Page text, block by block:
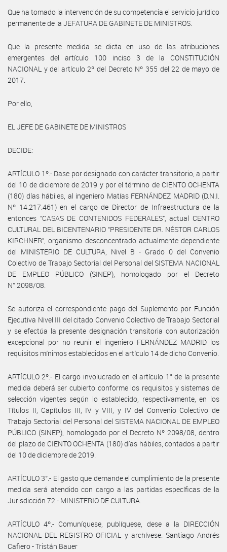
Que ha tomado la intervención de su competencia el servicio jurídico
permanente de la JEFATURA DE GABINETE DE MINISTROS.
Que la presente medida se dicta en uso de las atribuciones
emergentes del artículo 100 inciso 3 de la CONSTITUCIÓN
NACIONAL y del artículo 2º del Decreto Nº 355 del 22 de mayo de
2017.
Por ello,
EL JEFE DE GABINETE DE MINISTROS
DECIDE:
ARTÍCULO 1º.- Dase por designado con carácter transitorio, a partir
del 10 de diciembre de 2019 y por el término de CIENTO OCHENTA
(180) días hábiles, al ingeniero Matías FERNÁNDEZ MADRID (D.N.I.
Nº 14.217.461) en el cargo de Director de Infraestructura de la
entonces “CASAS DE CONTENIDOS FEDERALES”, actual CENTRO
CULTURAL DEL BICENTENARIO “PRESIDENTE DR. NÉSTOR CARLOS
KIRCHNER”, organismo desconcentrado actualmente dependiente
del MINISTERIO DE CULTURA, Nivel B - Grado 0 del Convenio
Colectivo de Trabajo Sectorial del Personal del SISTEMA NACIONAL
DE EMPLEO PÚBLICO (SINEP), homologado por el Decreto
N° 2098/08.
Se autoriza el correspondiente pago del Suplemento por Función
Ejecutiva Nivel III del citado Convenio Colectivo de Trabajo Sectorial
y se efectúa la presente designación transitoria con autorización
excepcional por no reunir el ingeniero FERNÁNDEZ MADRID los
requisitos mínimos establecidos en el artículo 14 de dicho Convenio.
ARTÍCULO 2º.- El cargo involucrado en el artículo 1° de la presente
medida deberá ser cubierto conforme los requisitos y sistemas de
selección vigentes según lo establecido, respectivamente, en los
Títulos II, Capítulos III, IV y VIII, y IV del Convenio Colectivo de
Trabajo Sectorial del Personal del SISTEMA NACIONAL DE EMPLEO
PÚBLICO (SINEP), homologado por el Decreto Nº 2098/08, dentro
del plazo de CIENTO OCHENTA (180) días hábiles, contados a partir
del 10 de diciembre de 2019.
ARTÍCULO 3°.- El gasto que demande el cumplimiento de la presente
medida será atendido con cargo a las partidas específicas de la
Jurisdicción 72 - MINISTERIO DE CULTURA.
ARTÍCULO 4º.- Comuníquese, publíquese, dese a la DIRECCIÓN
NACIONAL DEL REGISTRO OFICIAL y archívese. Santiago Andrés
Cafiero - Tristán Bauer